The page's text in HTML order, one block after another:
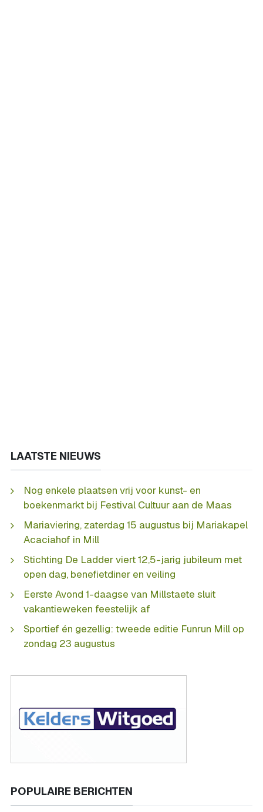
LAATSTE NIEUWS
Nog enkele plaatsen vrij voor kunst- en
boekenmarkt bij Festival Cultuur aan de Maas
Mariaviering, zaterdag 15 augustus bij Mariakapel
Acaciahof in Mill
Stichting De Ladder viert 12,5-jarig jubileum met
open dag, benefietdiner en veiling
Eerste Avond 1-daagse van Millstaete sluit
vakantieweken feestelijk af
Sportief én gezellig: tweede editie Funrun Mill op
zondag 23 augustus
POPULAIRE BERICHTEN